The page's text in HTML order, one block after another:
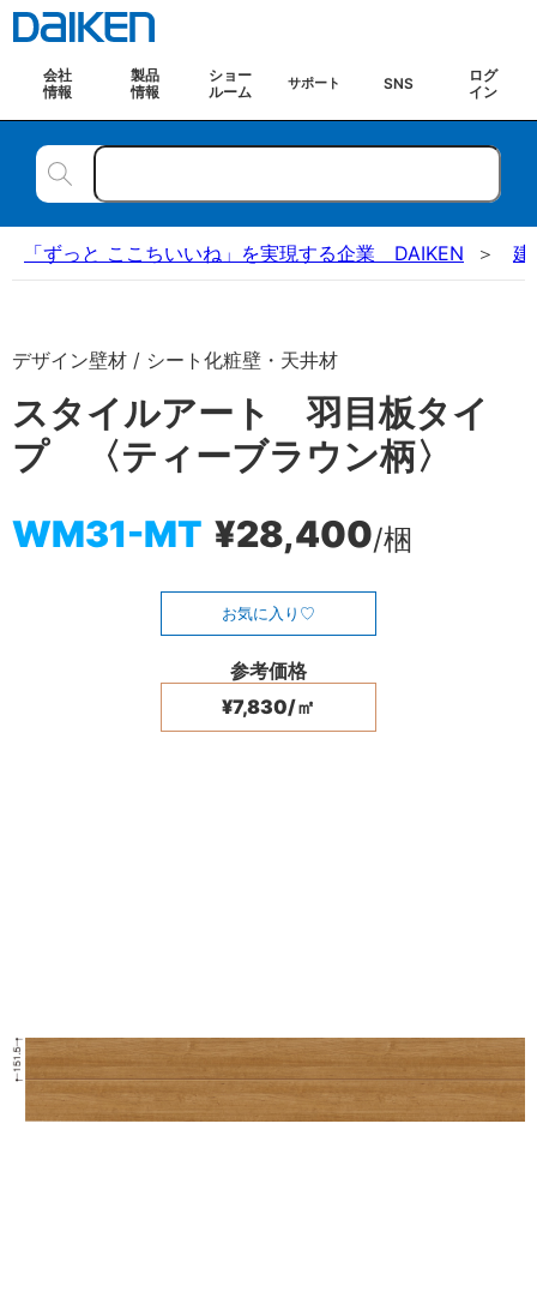
会社
情報
製品
情報
ショー
ルーム
サポート SNS
ログ
イン
「ずっと ここちいいね」を実現する企業 DAIKEN 建
デザイン壁材 / シート化粧壁・天井材
スタイルアート 羽目板タイ
プ 〈ティーブラウン柄〉
WM31-MT ¥28,400/梱
お気に入り
参考価格
¥7,830/㎡